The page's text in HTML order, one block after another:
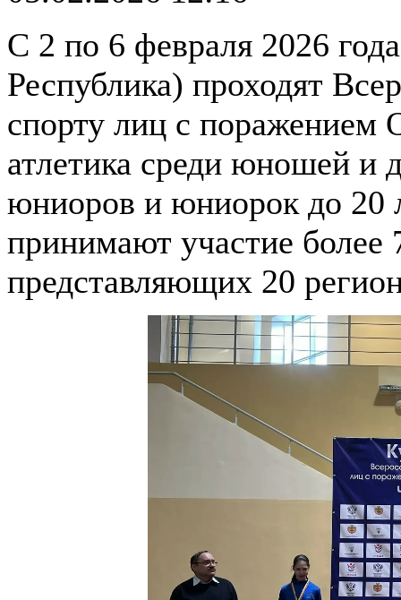
С 2 по 6 февраля 2026
Республика) проходят
спорту лиц с поражением
атлетика среди юношей и
юниоров и юниорок до 20
принимают участие
представляющих 20